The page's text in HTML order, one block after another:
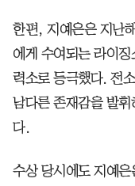
한편, 지예은은 지난
에게 수여되는 라이
력소로 등극했다. 전
남다른 존재감을 발
다.
수상 당시에도 지예